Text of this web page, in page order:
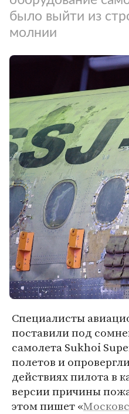
было выйти из
молнии
Специалисты
поставили под
самолета Sukhoi
полетов и
действиях пилота в
версии причины
этом пишет «